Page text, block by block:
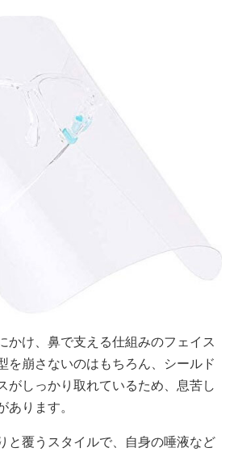
け、鼻で支える仕組みのフェイス
を崩さないのはもちろん、シールド
がしっかり取れているため、息苦し
あります。
と覆うスタイルで、自身の唾液など